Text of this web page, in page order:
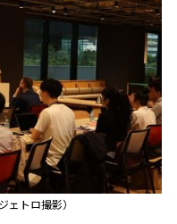
ェトロ撮影）